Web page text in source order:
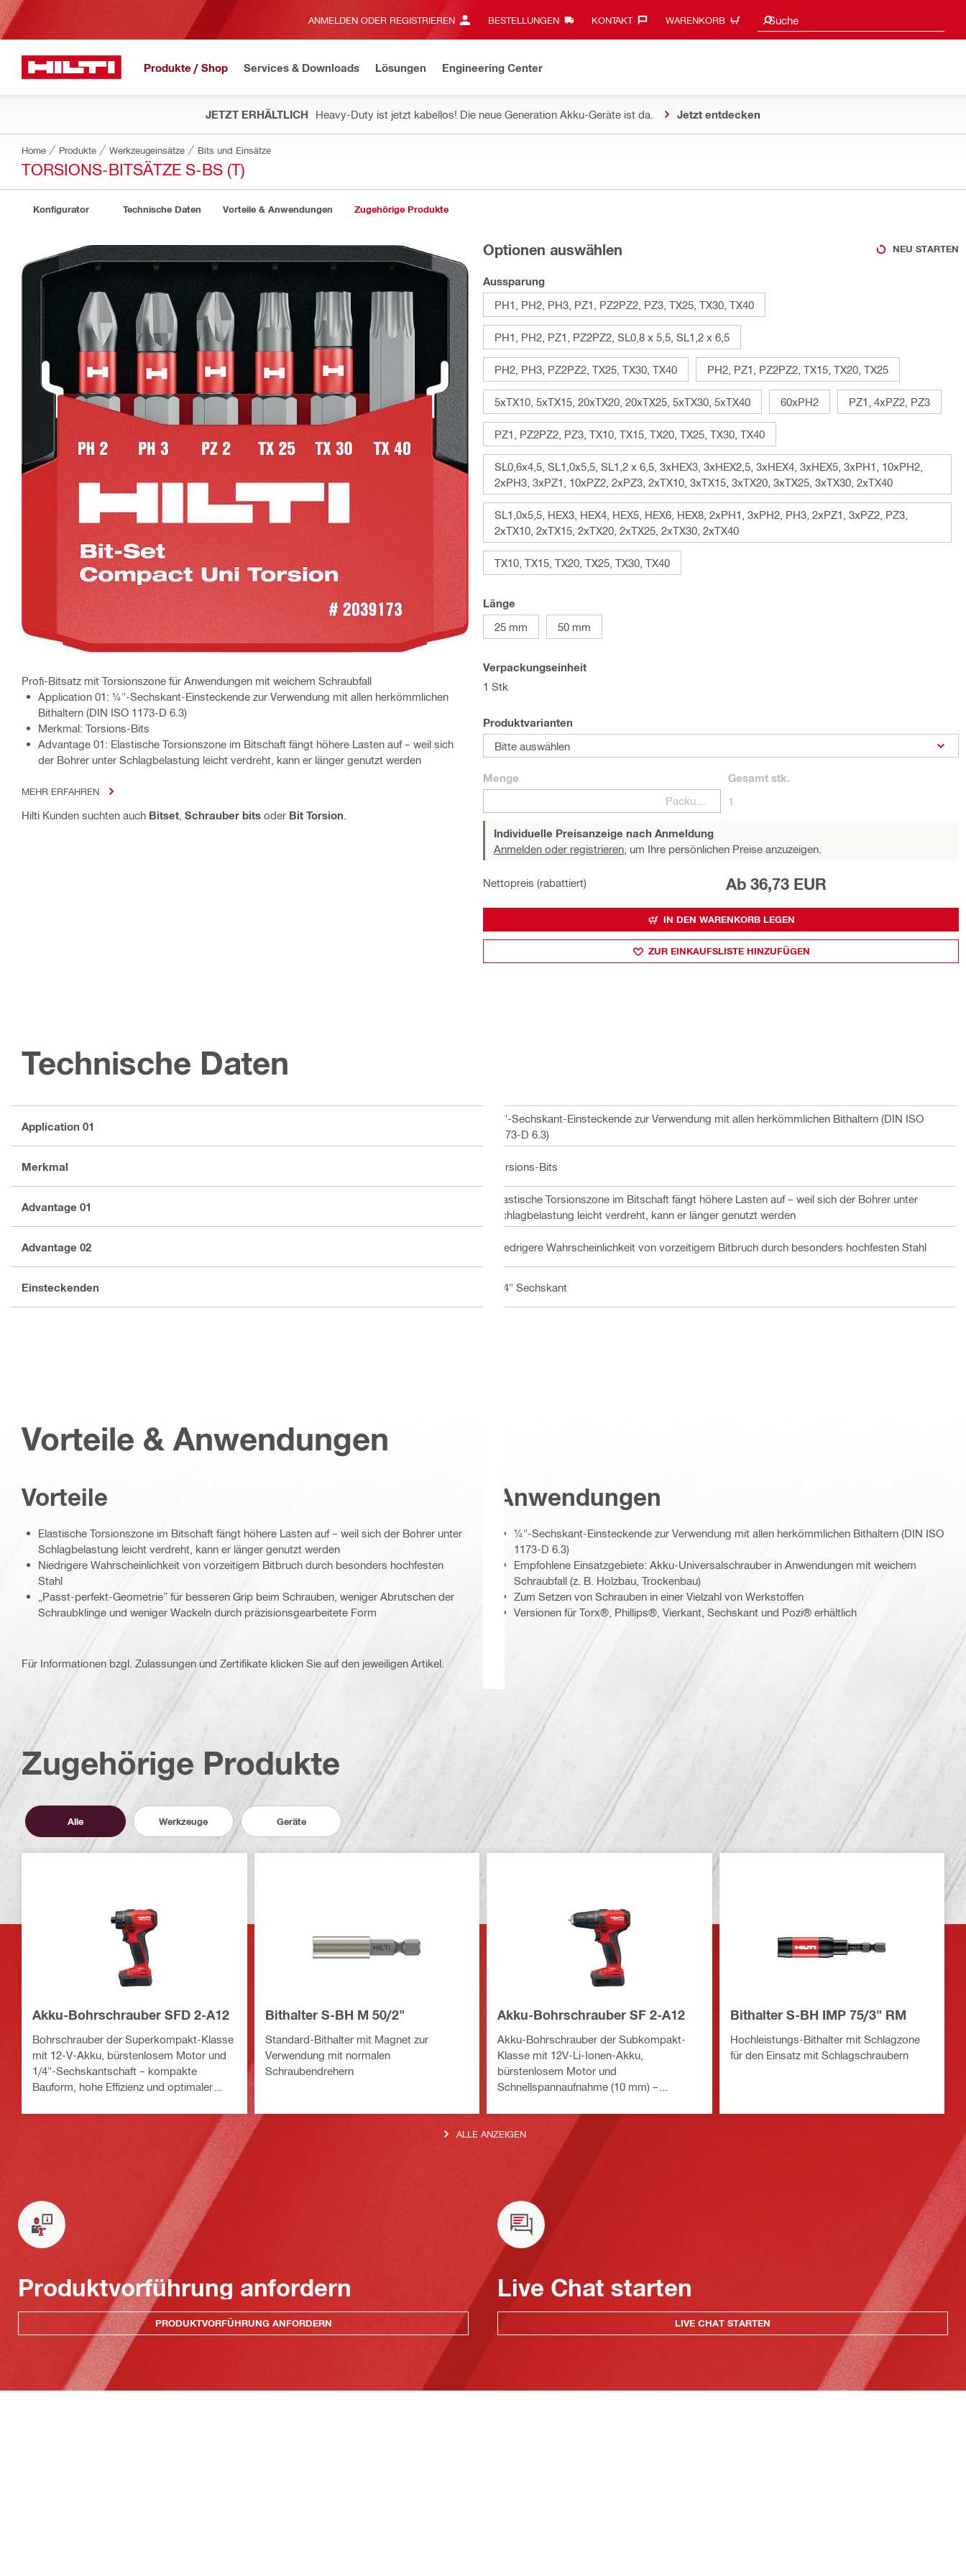
ANMELDEN ODER REGISTRIEREN BESTELLUNGEN KONTAKT‎ WARENKORB Suche
Suchvorschläge
Produkte / Shop Services & Downloads Lösungen Engineering Center
JETZT ERHÄLTLICH Heavy-Duty ist jetzt kabellos! Die neue Generation Akku-Geräte ist da. Jetzt entdecken
Home Produkte Werkzeugeinsätze Bits und Einsätze
TORSIONS-BITSÄTZE S-BS (T)
Konfigurator Technische Daten Vorteile & Anwendungen Zugehörige Produkte
Profi-Bitsatz mit Torsionszone für Anwendungen mit weichem Schraubfall
Application 01: ¼"-Sechskant-Einsteckende zur Verwendung mit allen herkömmlichen
Bithaltern (DIN ISO 1173-D 6.3)
Merkmal: Torsions-Bits
Advantage 01: Elastische Torsionszone im Bitschaft fängt höhere Lasten auf – weil sich
der Bohrer unter Schlagbelastung leicht verdreht, kann er länger genutzt werden
MEHR ERFAHREN
Hilti Kunden suchten auch Bitset Schrauber bits oder Bit Torsion
Optionen auswählen NEU STARTEN
Aussparung
PH1, PH2, PH3, PZ1, PZ2PZ2, PZ3, TX25, TX30, TX40
PH1, PH2, PZ1, PZ2PZ2, SL0,8 x 5,5, SL1,2 x 6,5
PH2, PH3, PZ2PZ2, TX25, TX30, TX40 PH2, PZ1, PZ2PZ2, TX15, TX20, TX25
5xTX10, 5xTX15, 20xTX20, 20xTX25, 5xTX30, 5xTX40 60xPH2 PZ1, 4xPZ2, PZ3
PZ1, PZ2PZ2, PZ3, TX10, TX15, TX20, TX25, TX30, TX40
SL0,6x4,5, SL1,0x5,5, SL1,2 x 6,5, 3xHEX3, 3xHEX2,5, 3xHEX4, 3xHEX5, 3xPH1, 10xPH2,
2xPH3, 3xPZ1, 10xPZ2, 2xPZ3, 2xTX10, 3xTX15, 3xTX20, 3xTX25, 3xTX30, 2xTX40
SL1,0x5,5, HEX3, HEX4, HEX5, HEX6, HEX8, 2xPH1, 3xPH2, PH3, 2xPZ1, 3xPZ2, PZ3,
2xTX10, 2xTX15, 2xTX20, 2xTX25, 2xTX30, 2xTX40
TX10, TX15, TX20, TX25, TX30, TX40
Länge
25 mm
50 mm
Verpackungseinheit
1 Stk
Produktvarianten
Bitte auswählen
Menge
Gesamt stk.
1
Individuelle Preisanzeige nach Anmeldung
Anmelden oder registrieren, um Ihre persönlichen Preise anzuzeigen.
Nettopreis (rabattiert) Ab 36,73 EUR
IN DEN WARENKORB LEGEN
ZUR EINKAUFSLISTE HINZUFÜGEN
Technische Daten
Application 01
¼"-Sechskant-Einsteckende zur Verwendung mit allen herkömmlichen Bithaltern (DIN ISO
1173-D 6.3)
Merkmal Torsions-Bits
Advantage 01
Elastische Torsionszone im Bitschaft fängt höhere Lasten auf – weil sich der Bohrer unter
Schlagbelastung leicht verdreht, kann er länger genutzt werden
Advantage 02 Niedrigere Wahrscheinlichkeit von vorzeitigem Bitbruch durch besonders hochfesten Stahl
Einsteckenden 1/4" Sechskant
Vorteile & Anwendungen
Vorteile
Elastische Torsionszone im Bitschaft fängt höhere Lasten auf – weil sich der Bohrer unter
Schlagbelastung leicht verdreht, kann er länger genutzt werden
Niedrigere Wahrscheinlichkeit von vorzeitigem Bitbruch durch besonders hochfesten
Stahl
„Passt-perfekt-Geometrie” für besseren Grip beim Schrauben, weniger Abrutschen der
Schraubklinge und weniger Wackeln durch präzisionsgearbeitete Form
Anwendungen
¼"-Sechskant-Einsteckende zur Verwendung mit allen herkömmlichen Bithaltern (DIN ISO
1173-D 6.3)
Empfohlene Einsatzgebiete: Akku-Universalschrauber in Anwendungen mit weichem
Schraubfall (z. B. Holzbau, Trockenbau)
Zum Setzen von Schrauben in einer Vielzahl von Werkstoffen
Versionen für Torx®, Phillips®, Vierkant, Sechskant und Pozi® erhältlich
Für Informationen bzgl. Zulassungen und Zertifikate klicken Sie auf den jeweiligen Artikel.
Zugehörige Produkte
Alle Werkzeuge Geräte
Akku-Bohrschrauber SFD 2-A12
Bohrschrauber der Superkompakt-Klasse
mit 12-V-Akku, bürstenlosem Motor und
1/4"-Sechskantschaft – kompakte
Bauform, hohe Effizienz und optimaler
Bithalter S-BH M 50/2"
Standard-Bithalter mit Magnet zur
Verwendung mit normalen
Schraubendrehern
Akku-Bohrschrauber SF 2-A12
Akku-Bohrschrauber der Subkompakt-
Klasse mit 12V-Li-Ionen-Akku,
bürstenlosem Motor und
Schnellspannaufnahme (10 mm) –
und kompakte Bauform
Bithalter S-BH IMP 75/3" RM
Hochleistungs-Bithalter mit Schlagzone
für den Einsatz mit Schlagschraubern
ALLE ANZEIGEN
Produktvorführung anfordern
PRODUKTVORFÜHRUNG ANFORDERN
Live Chat starten
LIVE CHAT STARTEN